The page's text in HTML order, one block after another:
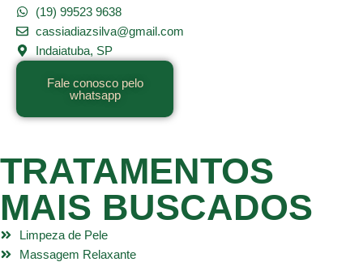
(19) 99523 9638
cassiadiazsilva@gmail.com
Indaiatuba, SP
Fale conosco pelo
whatsapp
TRATAMENTOS
MAIS BUSCADOS
Limpeza de Pele
Massagem Relaxante